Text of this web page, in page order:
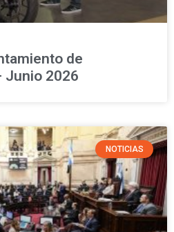
de
Junio 2026
NOTICIAS